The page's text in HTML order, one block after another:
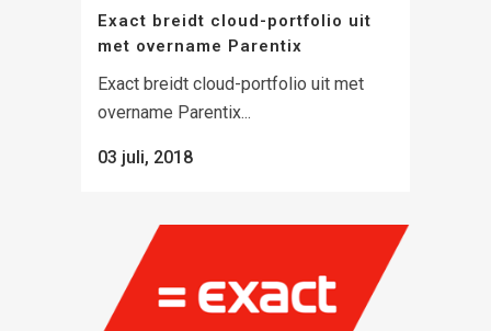
Exact breidt cloud-portfolio uit
met overname Parentix
Exact breidt cloud-portfolio uit met
overname Parentix...
03 juli, 2018